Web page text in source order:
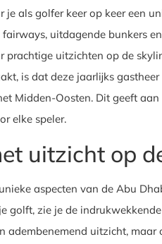
je als golfer keer op keer een
uitdagende bunkers
prachtige uitzichten op de
is dat deze jaarlijks
Midden-Oosten. Dit geeft
elke speler.
uitzicht op
aspecten van de Abu
golft, zie je de
adembenemend uitzicht,